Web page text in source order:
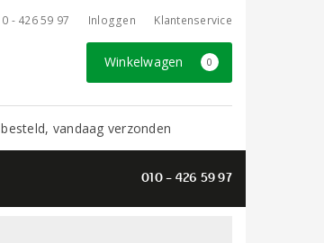
- 426 59 97 Inloggen Klantenservice
Winkelwagen 0
vandaag verzonden
010 - 426 59 97